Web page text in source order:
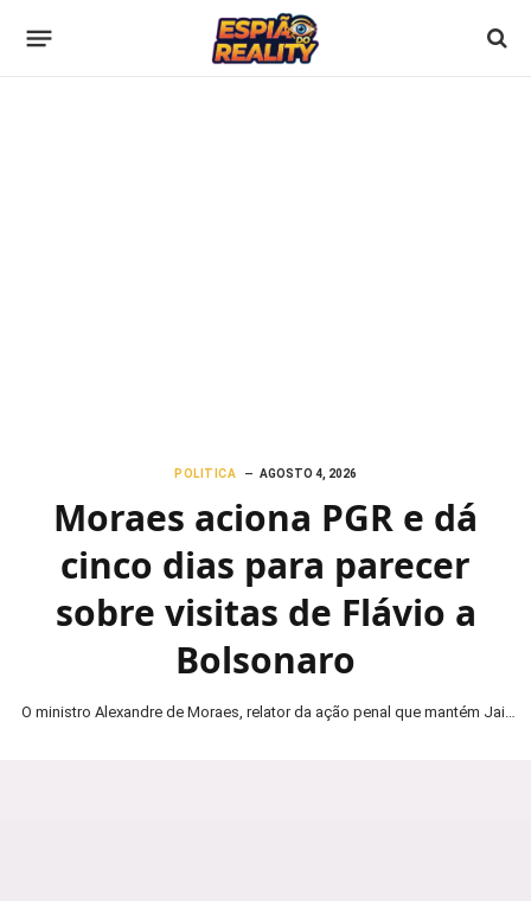
POLITICA AGOSTO 4, 2026
Moraes aciona PGR e dá
cinco dias para parecer
sobre visitas de Flávio a
Bolsonaro
O ministro Alexandre de Moraes, relator da ação penal que mantém Jair